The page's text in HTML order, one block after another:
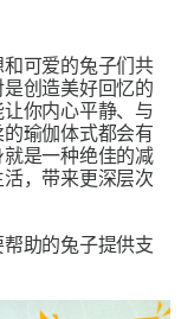
可爱的兔子们共
创造美好回忆的
你内心平​​静、与
瑜伽体式都会有
是一种绝佳的减
，带来更深层次
助的兔子提供支